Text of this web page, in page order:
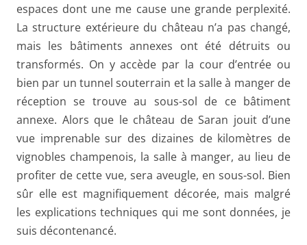
espaces dont une me cause une grande perplexité.
La structure extérieure du château n’a pas changé,
mais les bâtiments annexes ont été détruits ou
transformés. On y accède par la cour d’entrée ou
bien par un tunnel souterrain et la salle à manger de
réception se trouve au sous-sol de ce bâtiment
annexe. Alors que le château de Saran jouit d’une
vue imprenable sur des dizaines de kilomètres de
vignobles champenois, la salle à manger, au lieu de
profiter de cette vue, sera aveugle, en sous-sol. Bien
sûr elle est magnifiquement décorée, mais malgré
les explications techniques qui me sont données, je
suis décontenancé.